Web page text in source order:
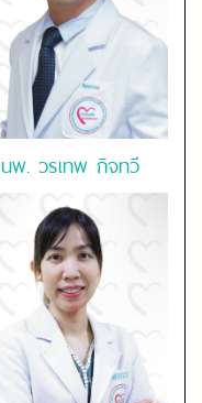
นพ. วรเทพ กิจทวี